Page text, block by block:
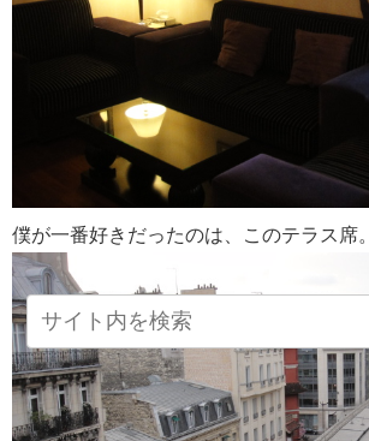
僕が一番好きだったのは、このテラス席。